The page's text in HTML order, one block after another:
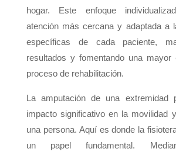
hogar. Este enfoque
atención más cercana y adaptada a
específicas de cada paciente,
resultados y fomentando una mayor
proceso de rehabilitación.
La amputación de una extremidad
impacto significativo en la movilidad
una persona. Aquí es donde la
un papel fundamental.